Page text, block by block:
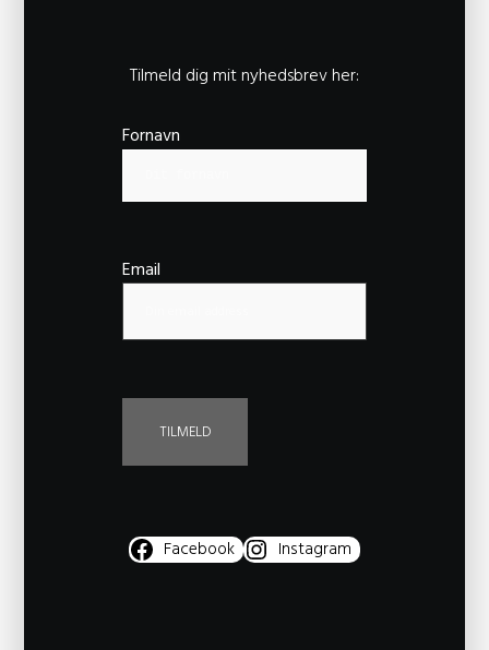
Tilmeld dig mit nyhedsbrev her:
Fornavn
Email
Facebook Instagram